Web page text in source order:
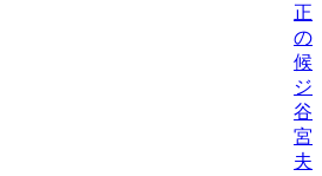
正
の
候/
ジ
谷
宮
夫